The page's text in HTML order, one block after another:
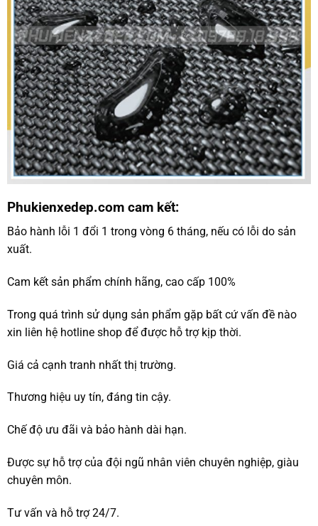
Phukienxedep.com cam kết:
Bảo hành lỗi 1 đổi 1 trong vòng 6 tháng, nếu có lỗi do sản
xuất.
Cam kết sản phẩm chính hãng, cao cấp 100%
Trong quá trình sử dụng sản phẩm gặp bất cứ vấn đề nào
xin liên hệ hotline shop để được hỗ trợ kịp thời.
Giá cả cạnh tranh nhất thị trường.
Thương hiệu uy tín, đáng tin cậy.
Chế độ ưu đãi và bảo hành dài hạn.
Được sự hỗ trợ của đội ngũ nhân viên chuyên nghiệp, giàu
chuyên môn.
Tư vấn và hỗ trợ 24/7.